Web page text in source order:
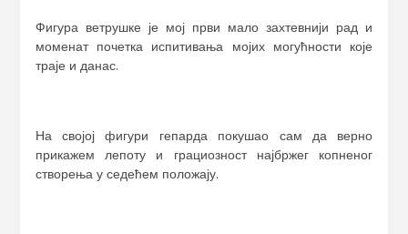
Фигура ветрушке је мој први мало захтевнији рад и
моменат почетка испитивања мојих могућности које
траје и данас.
На својој фигури гепарда покушао сам да верно
прикажем лепоту и грациозност најбржег копненог
створења у седећем положају.